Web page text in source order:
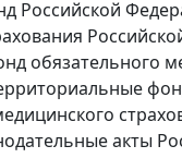
Российской
обязательного
акты